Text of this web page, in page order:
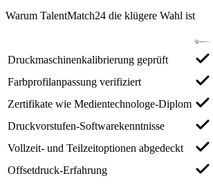
Warum TalentMatch24 die klügere Wahl ist
Druckmaschinenkalibrierung geprüft
Farbprofilanpassung verifiziert
Zertifikate wie Medientechnologe-Diplom
Druckvorstufen-Softwarekenntnisse
Vollzeit- und Teilzeitoptionen abgedeckt
Offsetdruck-Erfahrung